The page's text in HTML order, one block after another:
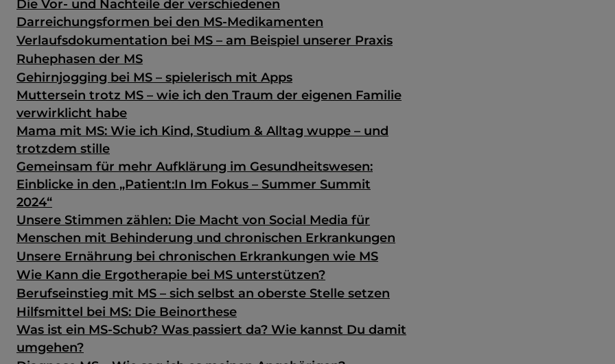
Die Vor- und Nachteile der verschiedenen
Darreichungsformen bei den MS-Medikamenten
Verlaufsdokumentation bei MS – am Beispiel unserer Praxis
Ruhephasen der MS
Gehirnjogging bei MS – spielerisch mit Apps
Muttersein trotz MS – wie ich den Traum der eigenen Familie
verwirklicht habe
Mama mit MS: Wie ich Kind, Studium & Alltag wuppe – und
trotzdem stille
Gemeinsam für mehr Aufklärung im Gesundheitswesen:
Einblicke in den „Patient:In Im Fokus – Summer Summit
2024“
Unsere Stimmen zählen: Die Macht von Social Media für
Menschen mit Behinderung und chronischen Erkrankungen
Unsere Ernährung bei chronischen Erkrankungen wie MS
Wie Kann die Ergotherapie bei MS unterstützen?
Berufseinstieg mit MS – sich selbst an oberste Stelle setzen
Hilfsmittel bei MS: Die Beinorthese
Was ist ein MS-Schub? Was passiert da? Wie kannst Du damit
umgehen?